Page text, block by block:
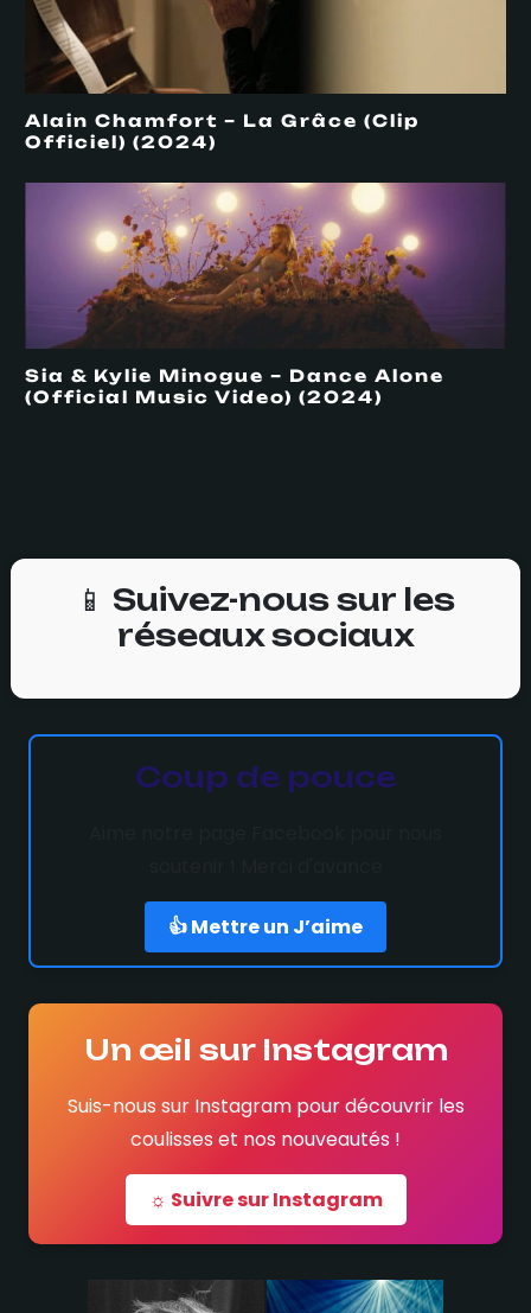
Alain Chamfort – La Grâce (Clip
Officiel) (2024)
Sia & Kylie Minogue – Dance Alone
(Official Music Video) (2024)
📱 Suivez-nous sur les
réseaux sociaux
Coup de pouce
👍 Mettre un J’aime
Un œil sur Instagram
Suis-nous sur Instagram pour découvrir les
coulisses et nos nouveautés !
☼ Suivre sur Instagram